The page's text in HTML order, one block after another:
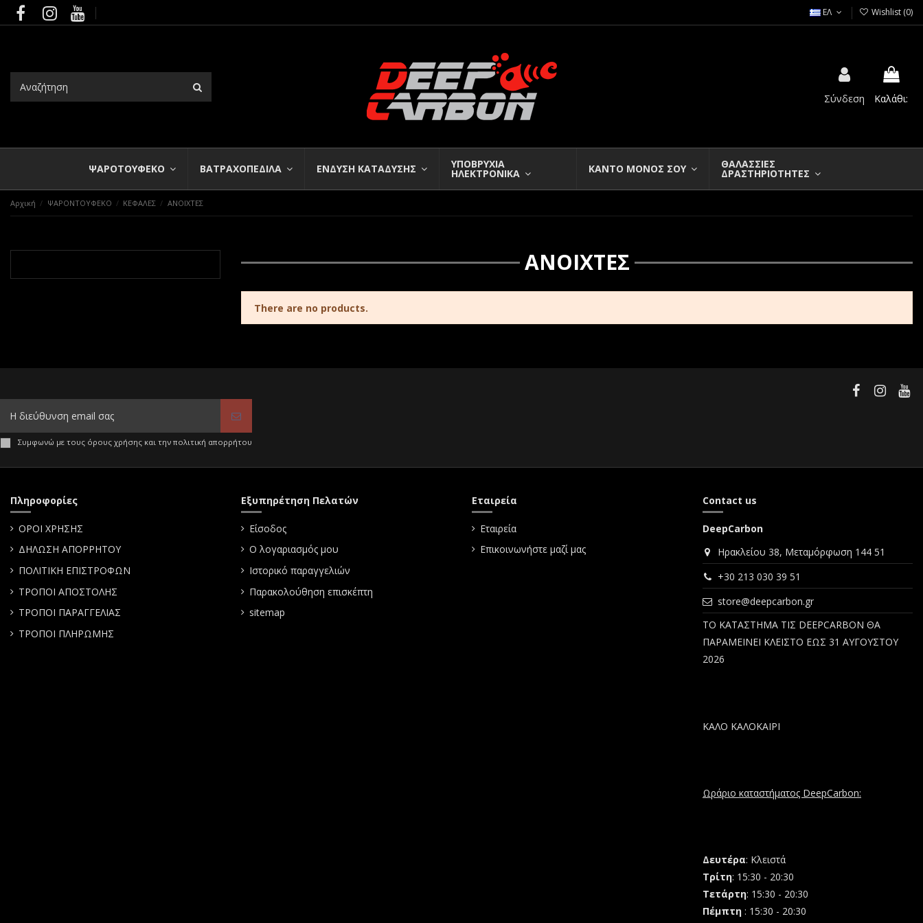
ΕΛ Wishlist (0)
Σύνδεση Καλάθι:
ΨΑΡΟΤΟΥΦΕΚΟ ΒΑΤΡΑΧΟΠΕΔΙΛΑ ΕΝΔΥΣΗ ΚΑΤΑΔΥΣΗΣ ΥΠΟΒΡΥΧΙΑ
ΗΛΕΚΤΡΟΝΙΚΑ ΚΑΝΤΟ ΜΟΝΟΣ ΣΟΥ ΘΑΛΑΣΣΙΕΣ
ΔΡΑΣΤΗΡΙΟΤΗΤΕΣ
Αρχική ΨΑΡΟΝΤΟΥΦΕΚΟ ΚΕΦΑΛΕΣ ΑΝΟΙΧΤΕΣ
ΑΝΟΙΧΤΕΣ
There are no products.
Συμφωνώ με τους όρους χρήσης και την πολιτική απορρήτου
Πληροφορίες
ΟΡΟΙ ΧΡΗΣΗΣ
ΔΗΛΩΣΗ ΑΠΟΡΡΗΤΟΥ
ΠΟΛΙΤΙΚΗ ΕΠΙΣΤΡΟΦΩΝ
ΤΡΟΠΟΙ ΑΠΟΣΤΟΛΗΣ
ΤΡΟΠΟΙ ΠΑΡΑΓΓΕΛΙΑΣ
ΤΡΟΠΟΙ ΠΛΗΡΩΜΗΣ
Εξυπηρέτηση Πελατών
Είσοδος
Ο λογαριασμός μου
Ιστορικό παραγγελιών
Παρακολούθηση επισκέπτη
sitemap
Εταιρεία
Εταιρεία
Επικοινωνήστε μαζί μας
Contact us
DeepCarbon
Ηρακλείου 38, Μεταμόρφωση 144 51
+30 213 030 39 51
store@deepcarbon.gr
ΤΟ ΚΑΤΑΣΤΗΜΑ ΤΙΣ DEEPCARBON ΘΑ
ΠΑΡΑΜΕΙΝΕΙ ΚΛΕΙΣΤΟ ΕΩΣ 31 ΑΥΓΟΥΣΤΟΥ
2026
ΚΑΛΟ ΚΑΛΟΚΑΙΡΙ
Ωράριο καταστήματος DeepCarbon:
Δευτέρα: Κλειστά
Τρίτη: 15:30 - 20:30
Τετάρτη: 15:30 - 20:30
Πέμπτη : 15:30 - 20:30